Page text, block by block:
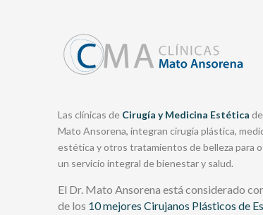
Las clínicas de Cirugía y Medicina Estética
Mato Ansorena, integran cirugía plástica,
estética y otros tratamientos de belleza para
un servicio integral de bienestar y salud.
El Dr. Mato Ansorena está considerado
de los 10 mejores Cirujanos Plásticos de